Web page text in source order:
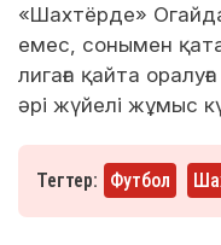
«Шахтёрде»
емес, сонымен
лигаға қайта
әрі жүйелі жұмыс
Тегтер: Футбол